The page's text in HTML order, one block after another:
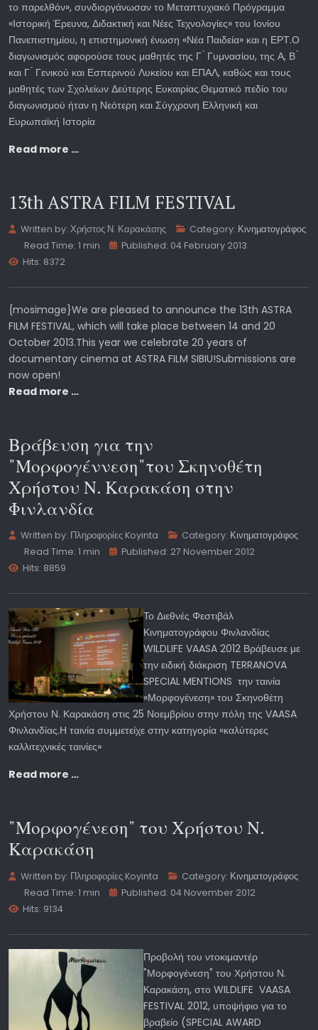
το παρελθόν», συνδιοργάνωσαν το Μεταπτυχιακό Πρόγραμμα
«Ιστορική Έρευνα, Διδακτική και Νέες Τεχνολογίες» του Ιονίου
Πανεπιστημίου, η επιστημονική ένωση «Νέα Παιδεία» και η ΕΡΤ.Ο
διαγωνισμός αφορούσε τους μαθητές της Γ ́ Γυμνασίου, της Α, Β ́
και Γ ́ Γενικού και Εσπερινού Λυκείου και ΕΠΑΛ, καθώς και τους
μαθητές των Σχολείων Δεύτερης Ευκαιρίας.Θεματικό πεδίο του
διαγωνισμού ήταν η Νεότερη και Σύγχρονη Ελληνική και
Ευρωπαϊκή Ιστορία
Read more …
13th ASTRA FILM FESTIVAL
Written by:Χρήστος Ν. Καρακάσης Category: Κινηματογράφος
Read Time: 1 min
Published: 04 February 2013
Hits: 8372
{mosimage}We are pleased to announce the 13th ASTRA
FILM FESTIVAL, which will take place between 14 and 20
October 2013.This year we celebrate 20 years of
documentary cinema at ASTRA FILM SIBIU!Submissions are
now open!
Read more …
Βράβευση για την
"Μορφογέννεση"του Σκηνοθέτη
Χρήστου Ν. Καρακάση στην
Φινλανδία
Written by: Πληροφορίες Koyinta Category: Κινηματογράφος
Read Time: 1 min
Published: 27 November 2012
Hits: 8859
Το Διεθνές Φεστιβάλ
Κινηματογράφου Φινλανδίας
WILDLIFE VAASA 2012 Βράβευσε με
την ειδική διάκριση TERRANOVA
SPECIAL MENTIONS την ταινία
«Μορφογένεση» του Σκηνοθέτη
Χρήστου Ν. Καρακάση στις 25 Νοεμβρίου στην πόλη της VAASA
Φινλανδίας.Η ταινία συμμετείχε στην κατηγορία «καλύτερες
καλλιτεχνικές ταινίες»
Read more …
"Μορφογένεση" του Χρήστου Ν.
Καρακάση
Written by: Πληροφορίες Koyinta Category: Κινηματογράφος
Read Time: 1 min
Published: 04 November 2012
Hits: 9134
Προβολή του ντοκιμαντέρ
"Μορφογένεση" του Χρήστου Ν.
Καρακάση, στο WILDLIFE VAASA
FESTIVAL 2012, υποψήφιο για το
βραβείο (SPECIAL AWARD